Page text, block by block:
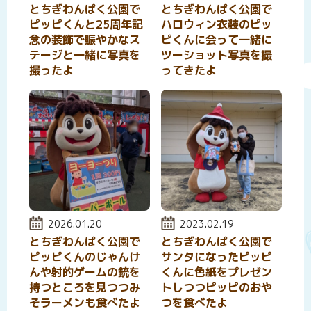
とちぎわんぱく公園で
ピッピくんと25周年記
念の装飾で賑やかなス
テージと一緒に写真を
撮ったよ
とちぎわんぱく公園で
ハロウィン衣装のピッ
ピくんに会って一緒に
ツーショット写真を撮
ってきたよ
投稿日:
2026.01.20
とちぎわんぱく公園で
ピッピくんのじゃんけ
んや射的ゲームの銃を
持つところを見つつみ
そラーメンも食べたよ
投稿日:
2023.02.19
とちぎわんぱく公園で
サンタになったピッピ
くんに色紙をプレゼン
トしつつピッピのおや
つを食べたよ